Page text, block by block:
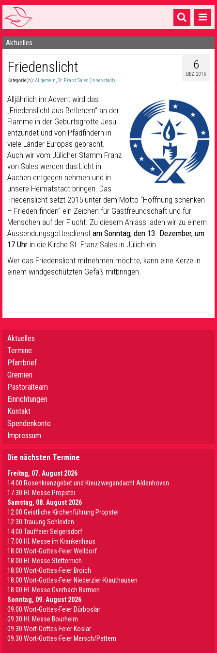
Startseite
1 Pfarrei
16 Gemeinden & mehr
Gottesdienste & Sinnsuche
Sakramente & Feste
Gemeinschaft & Soziales
Musik& Kultur
Seelsorge & Kontakt
Aktuelles
6
DEZ. 2015
Friedenslicht
Kategorie(n):Allgemein,St. Franz Sales (Innenstadt)
Alljährlich im Advent wird das
„Friedenslicht aus Betlehem“ an der
Flamme in der Geburtsgrotte Jesu
entzündet und von Pfadfindern in
viele Länder Europas gebracht.
Auch wir vom Jülicher Stamm Franz
von Sales werden das Licht in
Aachen entgegen nehmen und in
unsere Heimatstadt bringen. Das
Friedenslicht setzt 2015 unter dem Motto “Hoffnung schenken
– Frieden finden“ ein Zeichen für Gastfreundschaft und für
Menschen auf der Flucht. Zu diesem Anlass laden wir zu einem
Aussendungsgottesdienst am Sonntag, den 13. Dezember, um
17 Uhr in die Kirche St. Franz Sales in Jülich ein.
Wer das Friedenslicht mitnehmen möchte, kann eine Kerze in
einem windgeschützten Gefäß mitbringen.
Aktuelles
Termine
Pfarrbrief
Gremien
Pastoralteam
Einrichtungen
Kontakt
Spendenkonto
Impressum
Die nächsten Termine
Freitag, 07. August 2026
14.00 Rosenkranzgebet und Kreuzwegandacht Aldenhoven
17.30 Hl. Messe Propstei
Samstag, 08. August 2026
12.00 Geistliche Kirchenführung Propstei
12.30 Trauung Schleiden
14.00 Tauffeier Selgersdorf
17.00 Hl. Messe im Krankenhaus
18.00 Wort-Gottes-Feier Welldorf
18.00 Hl. Messe Stetternich
18.00 Wort-Gottes-Feier Broich
18.00 Wort-Gottes-Feier Niederzier-Krauthausen
18.00 Hl. Messe Overbach Barmen
Sonntag, 09. August 2026
09.00 Wort-Gottes-Feier Dürboslar
09.30 HI. Messe Bourheim
09.30 Wort-Gottes-Feier Koslar
09.30 Wort-Gottes-Feier Mersch/Pattern